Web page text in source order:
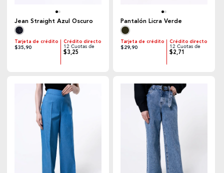
Jean Straight Azul Oscuro
Tarjeta de crédito
$35,90
Crédito directo
12 Cuotas de
$3,25
Pantalón Licra Verde
Tarjeta de crédito
$29,90
Crédito directo
12 Cuotas de
$2,71